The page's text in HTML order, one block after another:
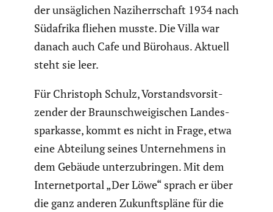
der unsäg­li­chen Naziherr­schaft 1934 nach
Südafrika fliehen musste. Die Villa war
danach auch Cafe und Bürohaus. Aktuell
steht sie leer.
Für Christoph Schulz, Vorstands­vor­sit­
zender der Braun­schwei­gi­schen Landes­
spar­kasse, kommt es nicht in Frage, etwa
eine Abteilung seines Unter­neh­mens in
dem Gebäude unter­zu­bringen. Mit dem
Inter­net­portal „Der Löwe“ sprach er über
die ganz anderen Zukunfts­pläne für die